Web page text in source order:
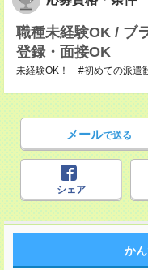
職種未経験OK / ブ
登録・面接OK
未経験OK！ #初めての派遣
メールで送る
シェア
か